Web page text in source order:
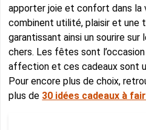
apporter joie et confort dans la
combinent utilité, plaisir et une
garantissant ainsi un sourire
chers. Les fêtes sont
affection et ces cadeaux sont
Pour encore plus de choix,
plus de 30 idées cadeaux à